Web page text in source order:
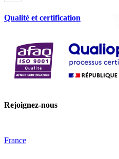
Qualité et certification
Rejoignez-nous
France